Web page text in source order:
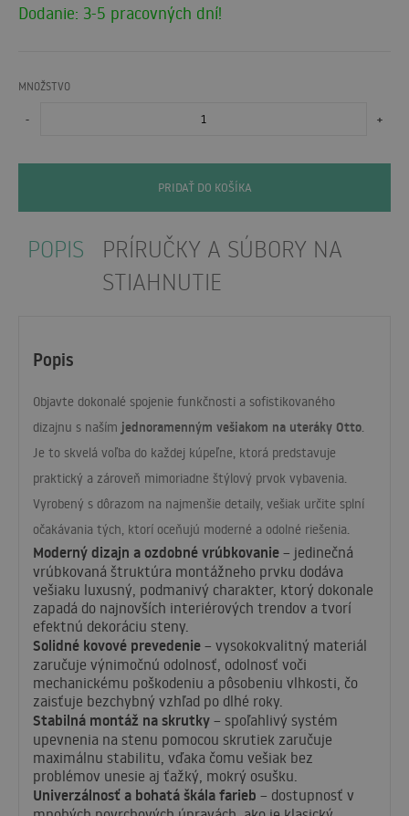
Dodanie: 3-5 pracovných dní!
MNOŽSTVO
- +
PRIDAŤ DO KOŠÍKA
POPIS
PRÍRUČKY A SÚBORY NA
STIAHNUTIE
Popis
Objavte dokonalé spojenie funkčnosti a sofistikovaného
dizajnu s naším jednoramenným vešiakom na uteráky Otto.
Je to skvelá voľba do každej kúpeľne, ktorá predstavuje
praktický a zároveň mimoriadne štýlový prvok vybavenia.
Vyrobený s dôrazom na najmenšie detaily, vešiak určite splní
očakávania tých, ktorí oceňujú moderné a odolné riešenia.
Moderný dizajn a ozdobné vrúbkovanie – jedinečná
vrúbkovaná štruktúra montážneho prvku dodáva
vešiaku luxusný, podmanivý charakter, ktorý dokonale
zapadá do najnovších interiérových trendov a tvorí
efektnú dekoráciu steny.
Solidné kovové prevedenie – vysokokvalitný materiál
zaručuje výnimočnú odolnosť, odolnosť voči
mechanickému poškodeniu a pôsobeniu vlhkosti, čo
zaisťuje bezchybný vzhľad po dlhé roky.
Stabilná montáž na skrutky – spoľahlivý systém
upevnenia na stenu pomocou skrutiek zaručuje
maximálnu stabilitu, vďaka čomu vešiak bez
problémov unesie aj ťažký, mokrý osušku.
Univerzálnosť a bohatá škála farieb – dostupnosť v